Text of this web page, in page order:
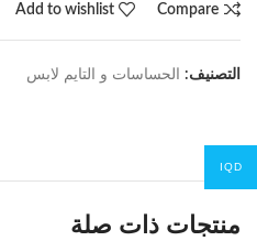
Compare
Add to wishlist
التصنيف: الحساسات و التايم لابس
منتجات ذات صلة
IQD